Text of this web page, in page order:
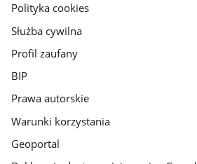
gov.pl
Polityka cookies
Służba cywilna
Profil zaufany
BIP
Prawa autorskie
Warunki korzystania
Geoportal